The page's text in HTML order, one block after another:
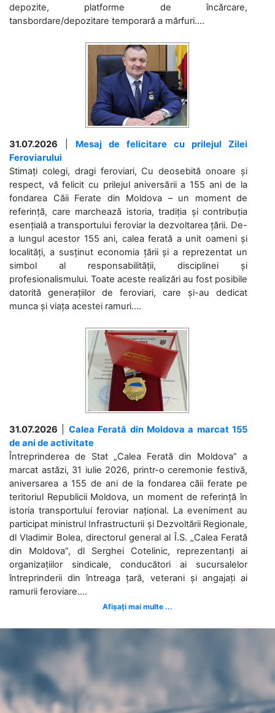
depozite, platforme de încărcare,
tansbordare/depozitare temporară a mărfuri....
31.07.2026
Mesaj de felicitare cu prilejul Zilei
Feroviarului
Stimați colegi, dragi feroviari, Cu deosebită onoare și
respect, vă felicit cu prilejul aniversării a 155 ani de la
fondarea Căii Ferate din Moldova – un moment de
referință, care marchează istoria, tradiția și contribuția
esențială a transportului feroviar la dezvoltarea țării. De-
a lungul acestor 155 ani, calea ferată a unit oameni și
localități, a susținut economia țării și a reprezentat un
simbol al responsabilității, disciplinei și
profesionalismului. Toate aceste realizări au fost posibile
datorită generațiilor de feroviari, care și-au dedicat
munca și viața acestei ramuri....
31.07.2026
Calea Ferată din Moldova a marcat 155
de ani de activitate
Întreprinderea de Stat „Calea Ferată din Moldova” a
marcat astăzi, 31 iulie 2026, printr-o ceremonie festivă,
aniversarea a 155 de ani de la fondarea căii ferate pe
teritoriul Republicii Moldova, un moment de referință în
istoria transportului feroviar național. La eveniment au
participat ministrul Infrastructurii și Dezvoltării Regionale,
dl Vladimir Bolea, directorul general al Î.S. „Calea Ferată
din Moldova”, dl Serghei Cotelinic, reprezentanți ai
organizațiilor sindicale, conducători ai sucursalelor
întreprinderii din întreaga țară, veterani și angajați ai
ramurii feroviare....
Afișați mai multe ...